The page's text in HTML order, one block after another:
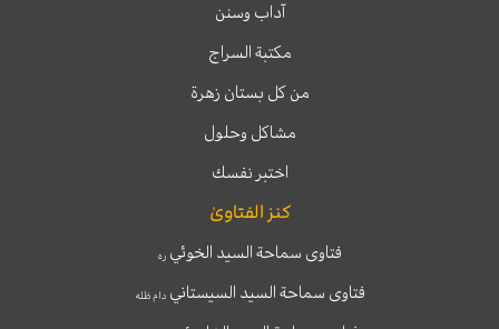
آداب وسنن
مكتبة السراج
من كل بستان زهرة
مشاكل وحلول
اختبر نفسك
كنز الفتاوىٰ
فتاوى سماحة السيد الخوئيره
فتاوى سماحة السيد السيستانيدام ظله